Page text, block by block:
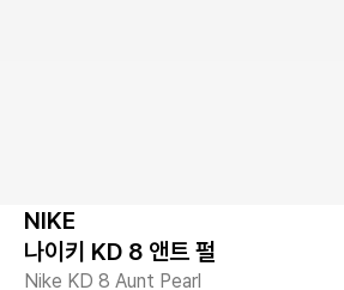
NIKE
나이키 KD 8 앤트 펄
Nike KD 8 Aunt Pearl